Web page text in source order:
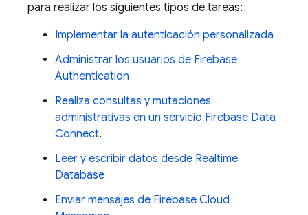
para realizar los siguientes tipos de tareas:
Implementar la autenticación personalizada
Administrar los usuarios de Firebase
Authentication
Realiza consultas y mutaciones
administrativas en un servicio Firebase Data
Connect.
Leer y escribir datos desde Realtime
Database
Enviar mensajes de Firebase Cloud